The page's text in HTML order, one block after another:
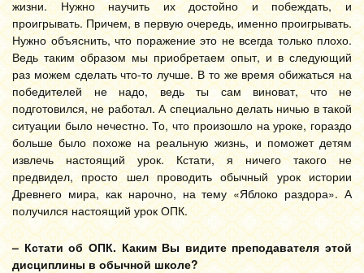
жизни. Нужно научить их достойно и побеждать, и
проигрывать. Причем, в первую очередь, именно проигрывать.
Нужно объяснить, что поражение это не всегда только плохо.
Ведь таким образом мы приобретаем опыт, и в следующий
раз можем сделать что-то лучше. В то же время обижаться на
победителей не надо, ведь ты сам виноват, что не
подготовился, не работал. А специально делать ничью в такой
ситуации было нечестно. То, что произошло на уроке, гораздо
больше было похоже на реальную жизнь, и поможет детям
извлечь настоящий урок. Кстати, я ничего такого не
предвидел, просто шел проводить обычный урок истории
Древнего мира, как нарочно, на тему «Яблоко раздора». А
получился настоящий урок ОПК.
– Кстати об ОПК. Каким Вы видите преподавателя этой
дисциплины в обычной школе?